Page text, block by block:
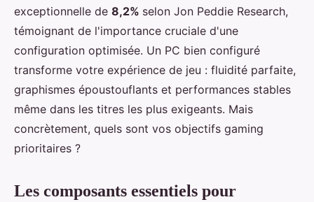
exceptionnelle de 8,2% selon Jon Peddie Research,
témoignant de l'importance cruciale d'une
configuration optimisée. Un PC bien configuré
transforme votre expérience de jeu : fluidité parfaite,
graphismes époustouflants et performances stables
même dans les titres les plus exigeants. Mais
concrètement, quels sont vos objectifs gaming
prioritaires ?
Les composants essentiels pour